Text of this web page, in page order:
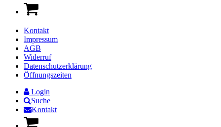
Kontakt
Impressum
AGB
Widerruf
Datenschutzerklärung
Öffnungszeiten
Login
Suche
Kontakt